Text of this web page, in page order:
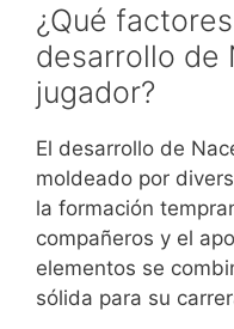
¿Qué
desarrollo de
jugador?
El desarrollo de
moldeado por
la formación
compañeros y el
elementos se
sólida para su